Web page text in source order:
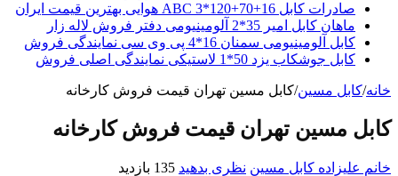
صادرات کابل 16+70+120*3 ABC هوایی بهترین قیمت ایران
ماهان کابل امیر 35*2 آلومینیومی دفتر فروش لاله زار
کابل آلومینیومی سمنان 16*4 پی وی سی نمایندگی فروش
کابل جوشکاب یزد 50*1 لاستیکی نمایندگی اصلی فروش
خانه/کابل مسین/کابل مسین تهران قیمت فروش کارخانه
کابل مسین تهران قیمت فروش کارخانه
خانم علیزاده کابل مسین نظری بدهید 135 بازدید